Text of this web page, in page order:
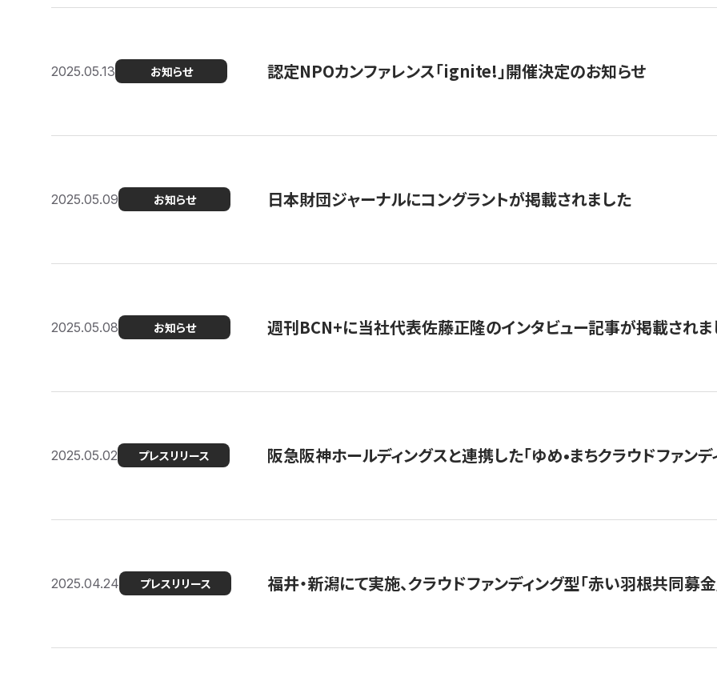
2025.05.13 お知らせ 認定NPOカンファレンス「ignite!」開催決定のお知らせ
2025.05.09 お知らせ 日本財団ジャーナルにコングラントが掲載されました
2025.05.08 お知らせ 週刊BCN+に当社代表佐藤正隆のインタビュー記事が掲載されま
2025.05.02 プレスリリース 阪急阪神ホールディングスと連携した「ゆめ•まちクラウドファン
2025.04.24 プレスリリース 福井・新潟にて実施、クラウドファンディング型「赤い羽根共同